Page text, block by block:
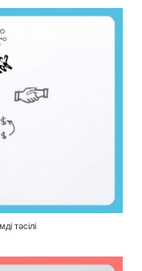
тәсілі